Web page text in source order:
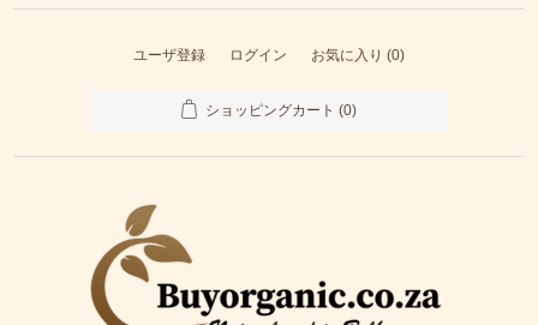
ユーザ登録 ログイン お気に入り (0)
ショッピングカート (0)